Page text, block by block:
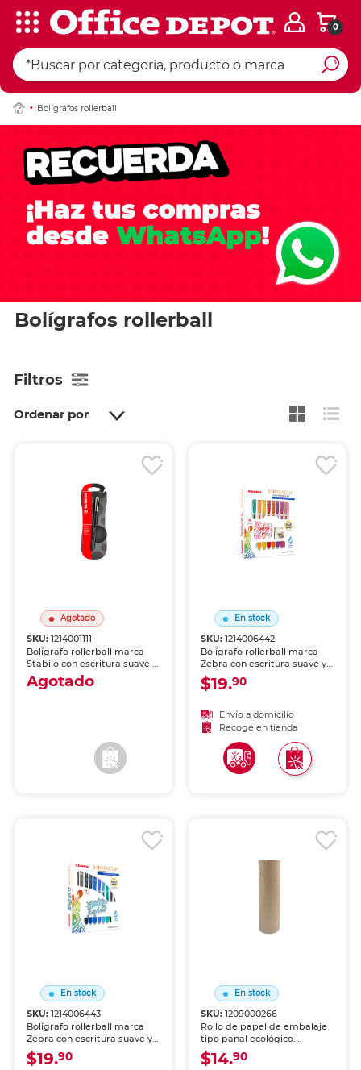
0
Bolígrafos rollerball
Bolígrafos rollerball
Filtros
Ordenar por
Agotado
SKU:1214001111
Bolígrafo rollerball marca
Stabilo con escritura suave y
tinta líquida de alta
cobertura. Trazo nítido y
Agotado
En stock
SKU: 1214006442
Bolígrafo rollerball marca
Zebra con escritura suave y
tinta líquida de alta
cobertura. Trazo nítido y
firmas y uso diario.
$19.90
Envío a domicilio
Recoge en tienda
En stock
SKU:1214006443
Bolígrafo rollerball marca
Zebra con escritura suave y
tinta líquida de alta
cobertura. Trazo nítido y
$19.90
En stock
SKU: 1209000266
Rollo de papel de embalaje
tipo panal ecológico.
Alternativa sustentable al
plástico de burbujas.
$14.90